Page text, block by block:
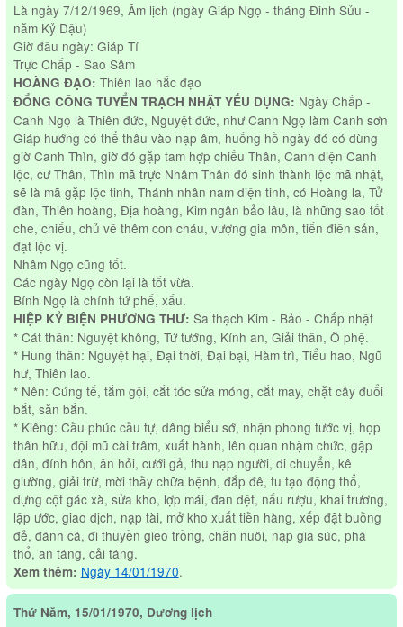
Là ngày 7/12/1969, Âm lịch (ngày Giáp Ngọ - tháng Đinh Sửu -
năm Kỷ Dậu)
Giờ đầu ngày: Giáp Tí
Trực Chấp - Sao Sâm
HOÀNG ĐẠO: Thiên lao hắc đạo
ĐỔNG CÔNG TUYỂN TRẠCH NHẬT YẾU DỤNG: Ngày Chấp -
Canh Ngọ là Thiên đức, Nguyệt đức, như Canh Ngọ làm Canh sơn
Giáp hướng có thể thâu vào nạp âm, huống hồ ngày đó có dùng
giờ Canh Thìn, giờ đó gặp tam hợp chiếu Thân, Canh diện Canh
lộc, cư Thân, Thìn mã trực Nhâm Thân đó sinh thành lộc mã nhật,
sẽ là mã gặp lộc tinh, Thánh nhân nam diện tinh, có Hoàng la, Tử
đàn, Thiên hoàng, Địa hoàng, Kim ngân bảo lâu, là những sao tốt
che, chiếu, chủ về thêm con cháu, vượng gia môn, tiến điền sản,
đạt lộc vị.
Nhâm Ngọ cũng tốt.
Các ngày Ngọ còn lại là tốt vừa.
Bính Ngọ là chính tứ phế, xấu.
HIỆP KỶ BIỆN PHƯƠNG THƯ: Sa thạch Kim - Bảo - Chấp nhật
* Cát thần: Nguyệt không, Tứ tướng, Kính an, Giải thần, Ô phệ.
* Hung thần: Nguyệt hại, Đại thời, Đại bại, Hàm trì, Tiểu hao, Ngũ
hư, Thiên lao.
* Nên: Cúng tế, tắm gội, cắt tóc sửa móng, cắt may, chặt cây đuổi
bắt, săn bắn.
* Kiêng: Cầu phúc cầu tự, dâng biểu sớ, nhận phong tước vị, họp
thân hữu, đội mũ cài trâm, xuất hành, lên quan nhậm chức, gặp
dân, đính hôn, ăn hỏi, cưới gả, thu nạp người, di chuyển, kê
giường, giải trừ, mời thầy chữa bệnh, đắp đê, tu tạo động thổ,
dựng cột gác xà, sửa kho, lợp mái, đan dệt, nấu rượu, khai trương,
lập ước, giao dịch, nạp tài, mở kho xuất tiền hàng, xếp đặt buồng
đẻ, đánh cá, đi thuyền gieo trồng, chăn nuôi, nạp gia súc, phá
thổ, an táng, cải táng.
Xem thêm: Ngày 14/01/1970.
Thứ Năm, 15/01/1970, Dương lịch